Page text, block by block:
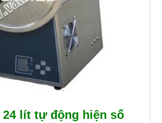
24 lít tự động hiện số